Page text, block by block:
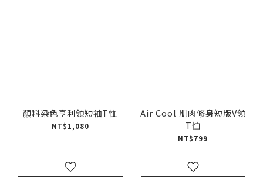
顏料染色亨利領短袖T恤
NT$1,080
Air Cool 肌肉修身短版V領
T恤
NT$799